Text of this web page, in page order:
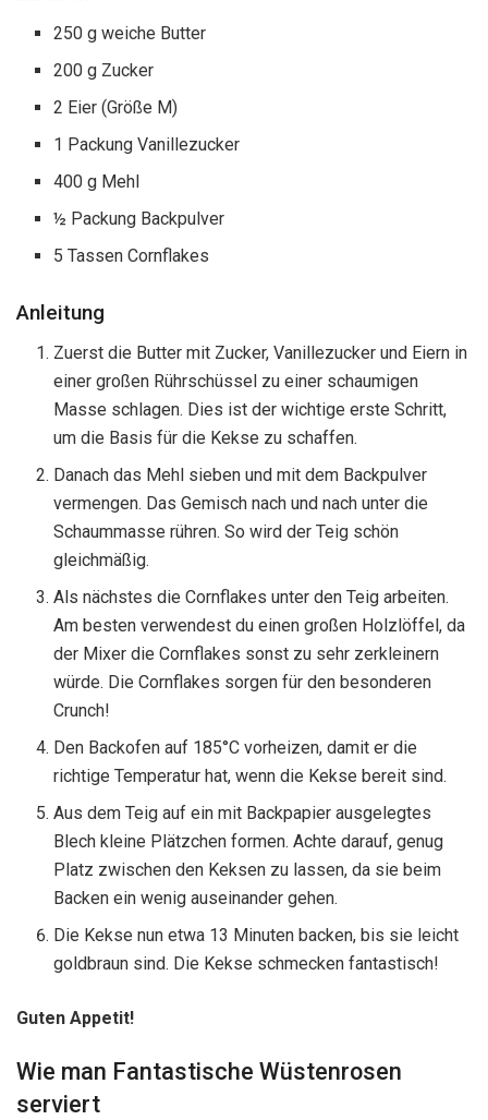
250 g weiche Butter
200 g Zucker
2 Eier (Größe M)
1 Packung Vanillezucker
400 g Mehl
½ Packung Backpulver
5 Tassen Cornflakes
Anleitung
Zuerst die Butter mit Zucker, Vanillezucker und Eiern in
einer großen Rührschüssel zu einer schaumigen
Masse schlagen. Dies ist der wichtige erste Schritt,
um die Basis für die Kekse zu schaffen.
Danach das Mehl sieben und mit dem Backpulver
vermengen. Das Gemisch nach und nach unter die
Schaummasse rühren. So wird der Teig schön
gleichmäßig.
Als nächstes die Cornflakes unter den Teig arbeiten.
Am besten verwendest du einen großen Holzlöffel, da
der Mixer die Cornflakes sonst zu sehr zerkleinern
würde. Die Cornflakes sorgen für den besonderen
Crunch!
Den Backofen auf 185°C vorheizen, damit er die
richtige Temperatur hat, wenn die Kekse bereit sind.
Aus dem Teig auf ein mit Backpapier ausgelegtes
Blech kleine Plätzchen formen. Achte darauf, genug
Platz zwischen den Keksen zu lassen, da sie beim
Backen ein wenig auseinander gehen.
Die Kekse nun etwa 13 Minuten backen, bis sie leicht
goldbraun sind. Die Kekse schmecken fantastisch!
Guten Appetit!
Wie man Fantastische Wüstenrosen
serviert